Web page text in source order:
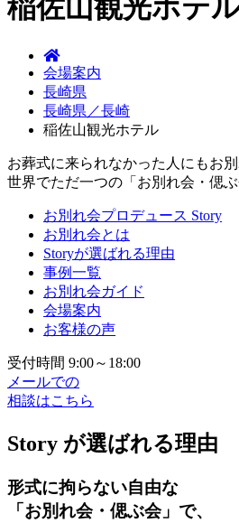
稲佐山観光ホテ
会場案内
長崎県
長崎県／長崎
稲佐山観光ホテル
お葬式に来られなかった人にもお別
世界でただ一つの「お別れ会・偲ぶ
お別れ会プロデュース Story
お別れ会とは
Storyが選ばれる理由
事例一覧
お別れ会ガイド
会場案内
お客様の声
受付時間 9:00～18:00
メールでの
相談はこちら
Story が選ばれる理由
形式に拘らない自由な
「お別れ会・偲ぶ会」で、